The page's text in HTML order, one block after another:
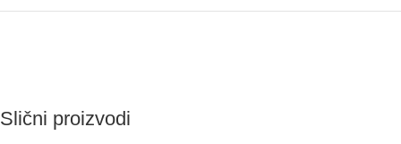
Slični proizvodi